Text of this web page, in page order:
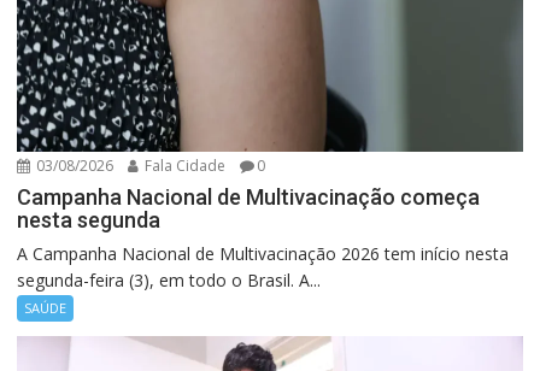
03/08/2026 Fala Cidade 0
Campanha Nacional de Multivacinação começa
nesta segunda
A Campanha Nacional de Multivacinação 2026 tem início nesta
segunda-feira (3), em todo o Brasil. A...
SAÚDE